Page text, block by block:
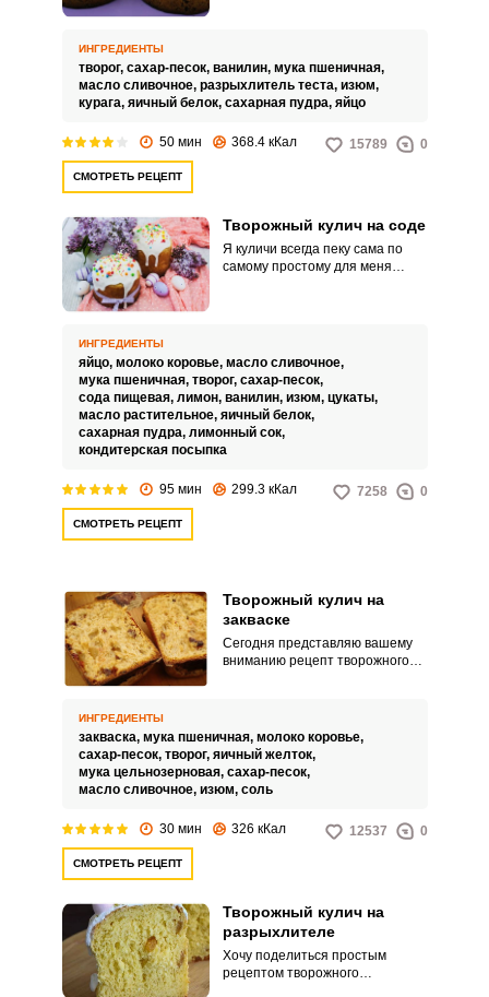
ИНГРЕДИЕНТЫ
творог, сахар-песок, ванилин, мука пшеничная,
масло сливочное, разрыхлитель теста, изюм,
курага, яичный белок, сахарная пудра, яйцо
50 мин 368.4 кКал 15789 0
СМОТРЕТЬ РЕЦЕПТ
Творожный кулич на соде
Я куличи всегда пеку сама по
самому простому для меня
ИНГРЕДИЕНТЫ
яйцо, молоко коровье, масло сливочное,
мука пшеничная, творог, сахар-песок,
сода пищевая, лимон, ванилин, изюм, цукаты,
масло растительное, яичный белок,
сахарная пудра, лимонный сок,
кондитерская посыпка
95 мин 299.3 кКал 7258 0
СМОТРЕТЬ РЕЦЕПТ
Творожный кулич на
закваске
Сегодня представляю вашему
вниманию рецепт творожного
большой семьи за большим
столом.
ИНГРЕДИЕНТЫ
закваска, мука пшеничная, молоко коровье,
сахар-песок, творог, яичный желток,
мука цельнозерновая, сахар-песок,
масло сливочное, изюм, соль
30 мин 326 кКал 12537 0
СМОТРЕТЬ РЕЦЕПТ
Творожный кулич на
разрыхлителе
Хочу поделиться простым
рецептом творожного